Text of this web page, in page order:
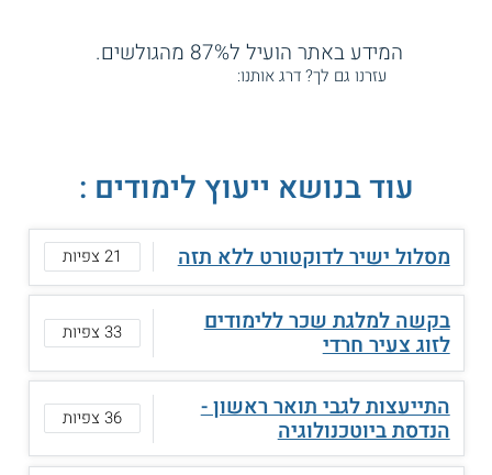
המידע באתר הועיל ל87% מהגולשים.
עזרנו גם לך? דרג אותנו:
עוד בנושא ייעוץ לימודים :
מסלול ישיר לדוקטורט ללא תזה 21 צפיות
בקשה למלגת שכר ללימודים
לזוג צעיר חרדי 33 צפיות
התייעצות לגבי תואר ראשון -
הנדסת ביוטכנולוגיה 36 צפיות